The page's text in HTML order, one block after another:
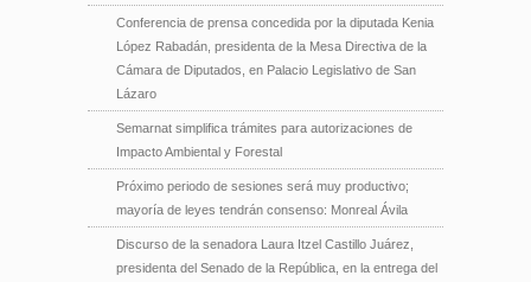
Conferencia de prensa concedida por la diputada Kenia
López Rabadán, presidenta de la Mesa Directiva de la
Cámara de Diputados, en Palacio Legislativo de San
Lázaro
Semarnat simplifica trámites para autorizaciones de
Impacto Ambiental y Forestal
Próximo periodo de sesiones será muy productivo;
mayoría de leyes tendrán consenso: Monreal Ávila
Discurso de la senadora Laura Itzel Castillo Juárez,
presidenta del Senado de la República, en la entrega del